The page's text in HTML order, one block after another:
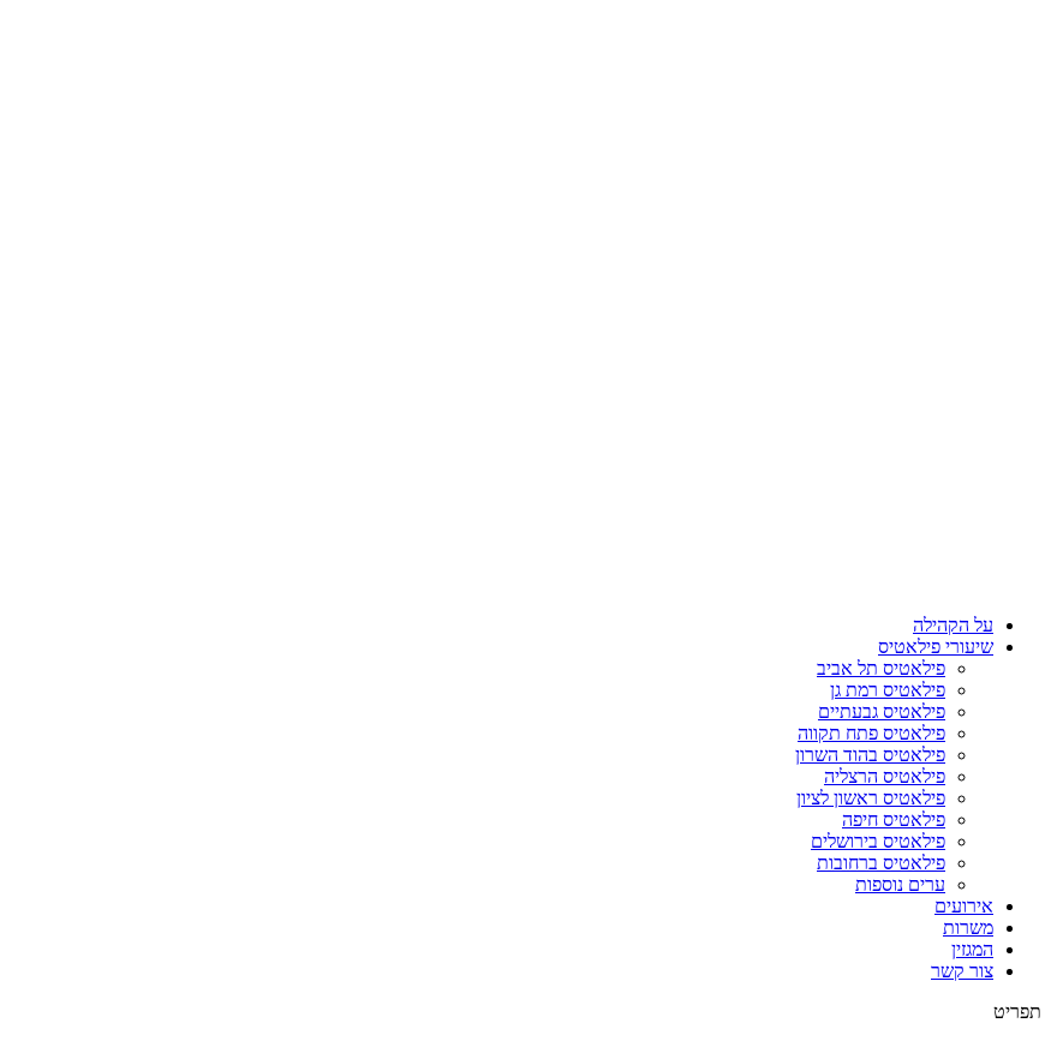
על הקהילה
שיעורי פילאטיס
פילאטיס תל אביב
פילאטיס רמת גן
פילאטיס גבעתיים
פילאטיס פתח תקווה
פילאטיס בהוד השרון
פילאטיס הרצליה
פילאטיס ראשון לציון
פילאטיס חיפה
פילאטיס בירושלים
פילאטיס ברחובות
ערים נוספות
אירועים
משרות
המגזין
צור קשר
תפריט